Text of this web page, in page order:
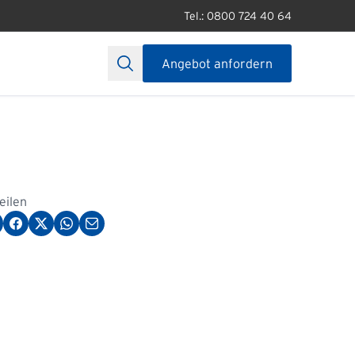
Tel.: 0800 724 40 64
Angebot anfordern